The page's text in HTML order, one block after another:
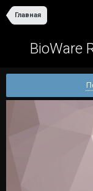
Главная
BioWare